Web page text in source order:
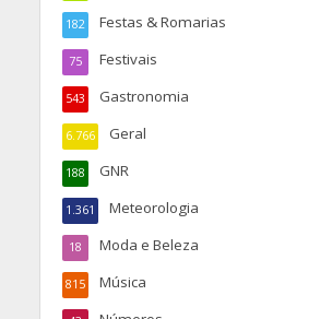
Festas & Romarias
182
Festivais
75
Gastronomia
543
Geral
6.766
GNR
188
Meteorologia
1.361
Moda e Beleza
18
Música
815